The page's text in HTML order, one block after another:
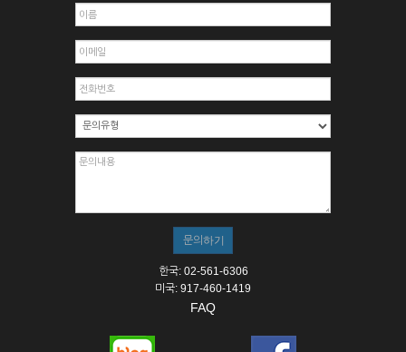
한국: 02-561-6306
미국: 917-460-1419
FAQ